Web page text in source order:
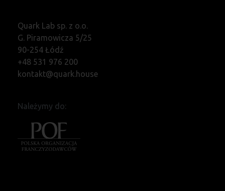
Quark Lab sp. z o.o.
G. Piramowicza 5/25
90-254 Łódź
+48 531 976 200
kontakt@quark.house
Należymy do: